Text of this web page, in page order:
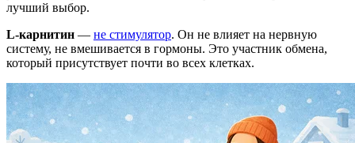
лучший выбор.
L-карнитин — не стимулятор. Он не влияет на нервную
систему, не вмешивается в гормоны. Это участник обмена,
который присутствует почти во всех клетках.